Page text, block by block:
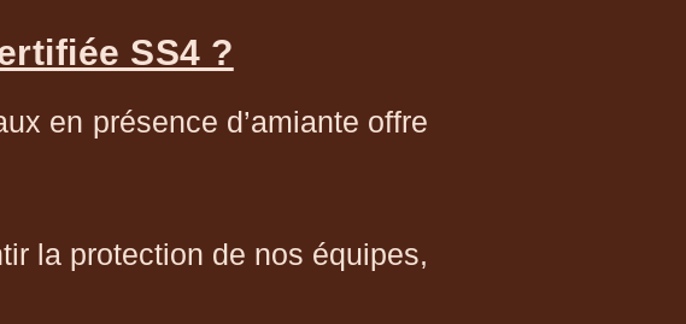
SS4 ?
en présence d’amiante offre
la protection de nos équipes,